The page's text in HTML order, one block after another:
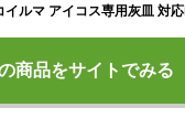
商品をサイトでみる